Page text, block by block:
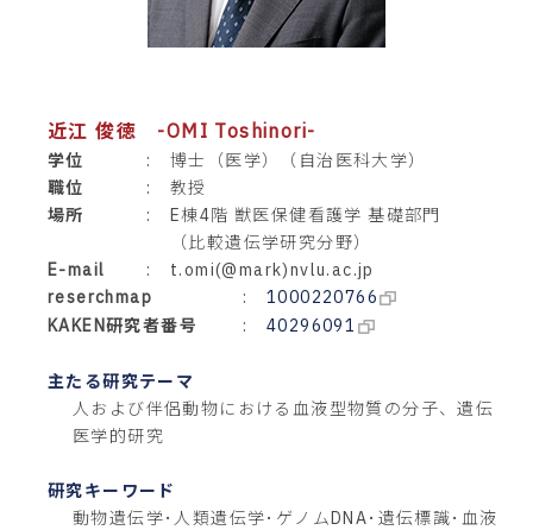
近江 俊徳 -OMI Toshinori-
学位 :
博士（医学）（自治医科大学）
職位
:
教授
場所
:
E棟4階 獣医保健看護学 基礎部門
（比較遺伝学研究分野）
E-mail
:
t.omi(@mark)nvlu.ac.jp
reserchmap
:
1000220766
KAKEN研究者番号
: 40296091
主たる研究テーマ
人および伴侶動物における血液型物質の分子、遺伝
医学的研究
研究キーワード
動物遺伝学･人類遺伝学･ゲノムDNA･遺伝標識･血液